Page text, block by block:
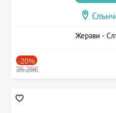
Жерави -
-20%
35.28€